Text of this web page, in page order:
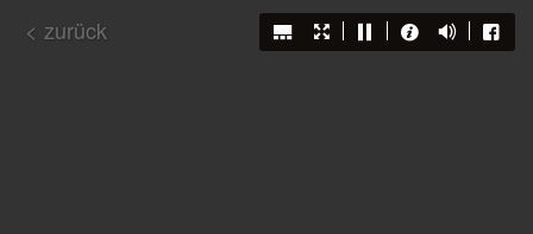
< zurück